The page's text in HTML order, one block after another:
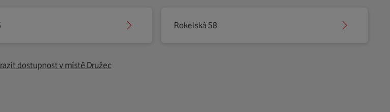
Rokelská 58
dostupnost v místě Družec